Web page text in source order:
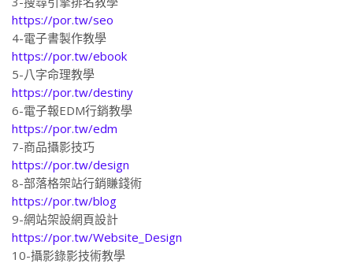
https://por.tw/seo
4-電子書製作教學
https://por.tw/ebook
5-八字命理教學
https://por.tw/destiny
6-電子報EDM行銷教學
https://por.tw/edm
7-商品攝影技巧
https://por.tw/design
8-部落格架站行銷賺錢術
https://por.tw/blog
9-網站架設網頁設計
https://por.tw/Website_Design
10-攝影錄影技術教學